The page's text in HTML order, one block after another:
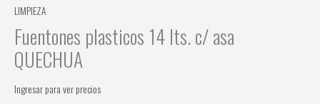
LIMPIEZA
Fuentones plasticos 14 lts. c/ asa
QUECHUA
Ingresar para ver precios